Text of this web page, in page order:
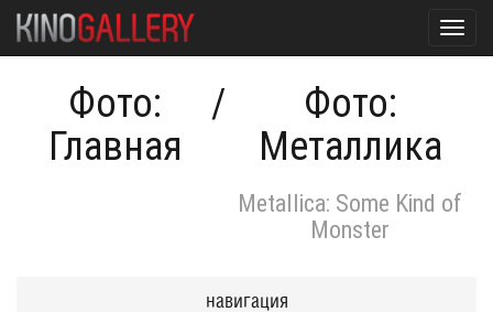
Фото:
Главная
/
Фото:
Металлика
Metallica: Some Kind of
Monster
навигация